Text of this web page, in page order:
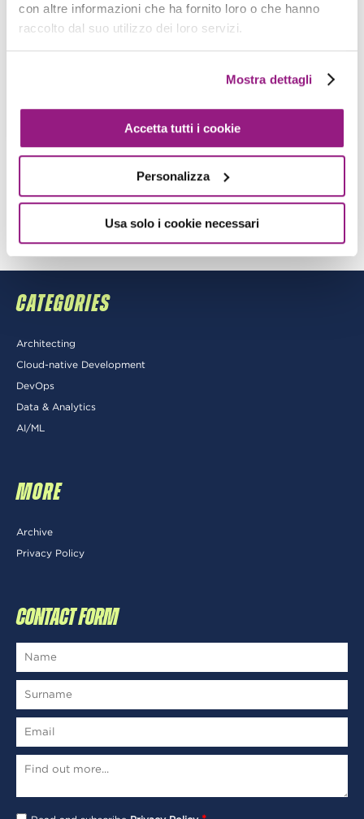
con altre informazioni che ha fornito loro o che hanno
raccolto dal suo utilizzo dei loro servizi.
Mostra dettagli
Accetta tutti i cookie
Personalizza
Usa solo i cookie necessari
Italian companies?
Alessandro Molina - 27 April 2020
1 2
CATEGORIES
Architecting
Cloud-native Development
DevOps
Data & Analytics
AI/ML
MORE
Archive
Privacy Policy
CONTACT FORM